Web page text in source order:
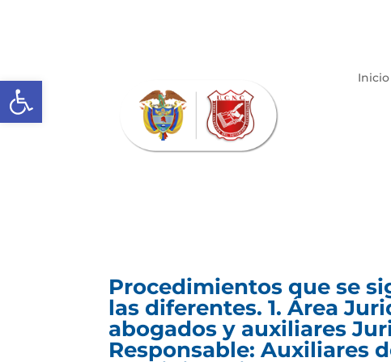
Abrir barra de herramientas Inicio
Procedimientos que se
las diferentes. 1. Área
abogados y auxiliares
Responsable: Auxiliares